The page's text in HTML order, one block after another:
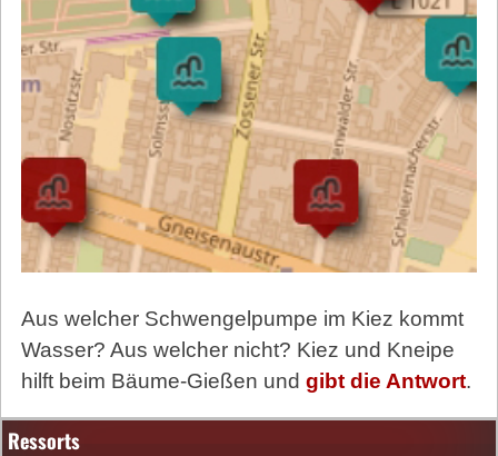
Aus welcher Schwengelpumpe im Kiez kommt
Wasser? Aus welcher nicht? Kiez und Kneipe
hilft beim Bäume-Gießen und gibt die Antwort.
Ressorts